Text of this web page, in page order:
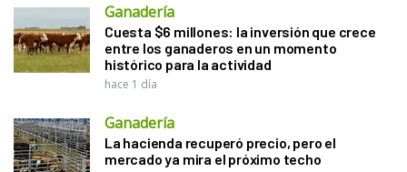
Ganadería
Cuesta $6 millones: la inversión que crece
entre los ganaderos en un momento
histórico para la actividad
hace 1 día
Ganadería
La hacienda recuperó precio, pero el
mercado ya mira el próximo techo